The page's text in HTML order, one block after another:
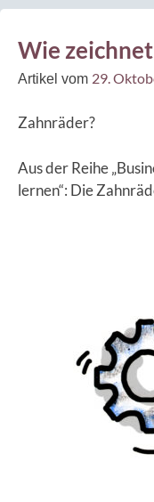
Wie
Artikel vom 29.
Zahnräder?
Aus der Reihe
lernen“: Die